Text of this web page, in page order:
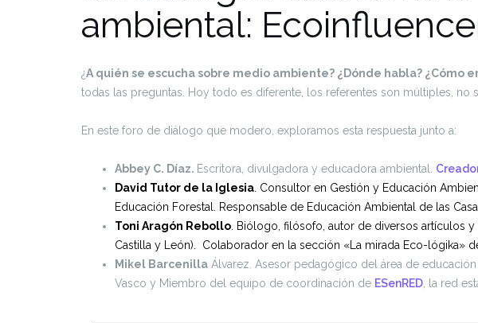
ambiental:
¿A quién se escucha sobre medio ambiente? ¿Dónde habla? ¿Cómo
todas las preguntas. Hoy todo es diferente, los referentes son múltiples, no
En este foro de diálogo que modero, exploramos esta respuesta junto a:
Abbey C. Díaz. Escritora, divulgadora y educadora ambiental.
David Tutor de la Iglesia . Consultor en Gestión y Educación
Educación Forestal. Responsable de Educación Ambiental de las
Toni Aragón Rebollo . Biólogo, filósofo, autor de diversos artículos
Castilla y León). Colaborador en la sección «La mirada Eco-lógika»
Mikel Barcenilla Álvarez. Asesor pedagógico del área de
Vasco y Miembro del equipo de coordinación de ESenRED , la red